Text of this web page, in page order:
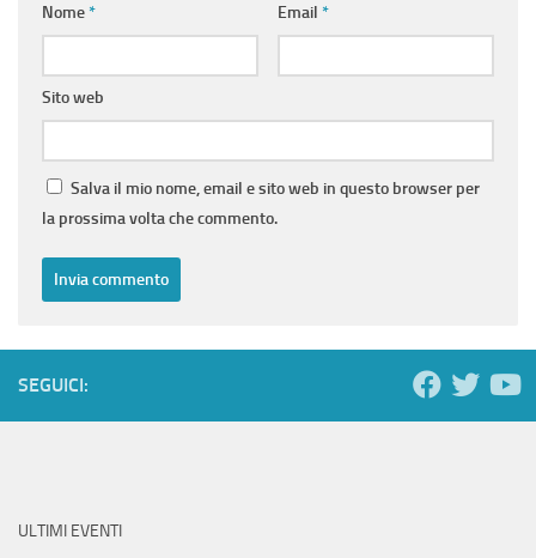
Nome* Email *
Sito web
Salva il mio nome, email e sito web in questo browser per
la prossima volta che commento.
SEGUICI:
ULTIMI EVENTI